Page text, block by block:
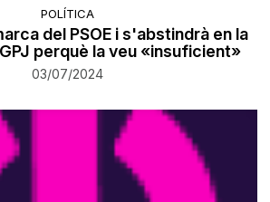
POLÍTICA
del PSOE i s'abstindrà en la
perquè la veu «insuficient»
03/07/2024